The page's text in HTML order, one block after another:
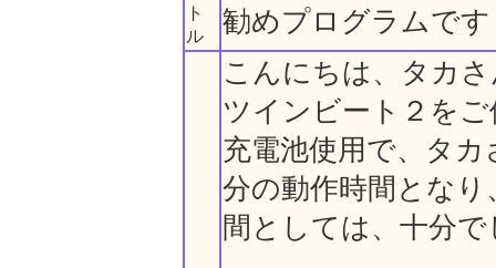
ト
ル
勧めプログラムです
こんにちは、タカ
ツインビート２を
充電池使用で、タ
分の動作時間とな
間としては、十分